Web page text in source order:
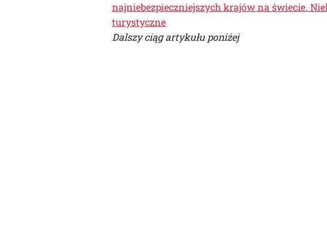
najniebezpieczniejszych krajów na świecie.
turystyczne
Dalszy ciąg artykułu poniżej